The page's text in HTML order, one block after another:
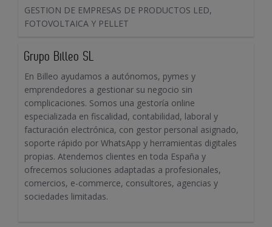
GESTION DE EMPRESAS DE PRODUCTOS LED,
FOTOVOLTAICA Y PELLET
Grupo Billeo SL
En Billeo ayudamos a autónomos, pymes y
emprendedores a gestionar su negocio sin
complicaciones. Somos una gestoría online
especializada en fiscalidad, contabilidad, laboral y
facturación electrónica, con gestor personal asignado,
soporte rápido por WhatsApp y herramientas digitales
propias. Atendemos clientes en toda España y
ofrecemos soluciones adaptadas a profesionales,
comercios, e-commerce, consultores, agencias y
sociedades limitadas.